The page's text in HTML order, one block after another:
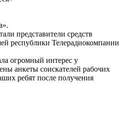
представители средств
республики Телерадиокомпании
огромный интерес у
анкеты соискателей рабочих
ребят после получения